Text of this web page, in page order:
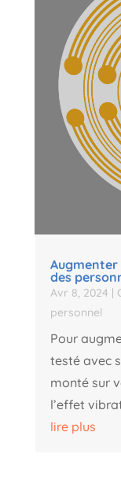
Augmenter
des
Avr 8, 2024 |
personnel
Pour
testé avec
monté sur
l’effet
lire plus